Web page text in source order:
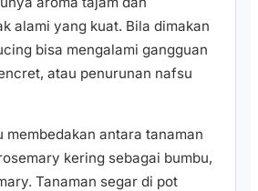
alami yang kuat. Bila dimakan
bisa mengalami gangguan
atau penurunan nafsu
membedakan antara tanaman
kering sebagai bumbu,
Tanaman segar di pot